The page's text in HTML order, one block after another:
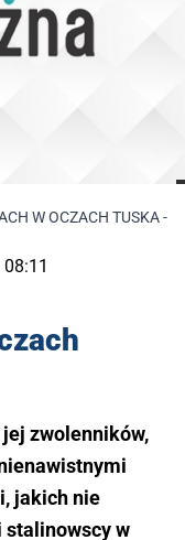
W OCZACH TUSKA -
zwolenników,
jakich nie
stalinowscy w